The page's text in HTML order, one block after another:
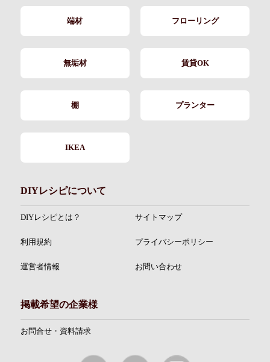
端材 フローリング
無垢材 賃貸OK
棚 プランター
IKEA
DIYレシピについて
DIYレシピとは？ サイトマップ
利用規約 プライバシーポリシー
運営者情報 お問い合わせ
掲載希望の企業様
お問合せ・資料請求